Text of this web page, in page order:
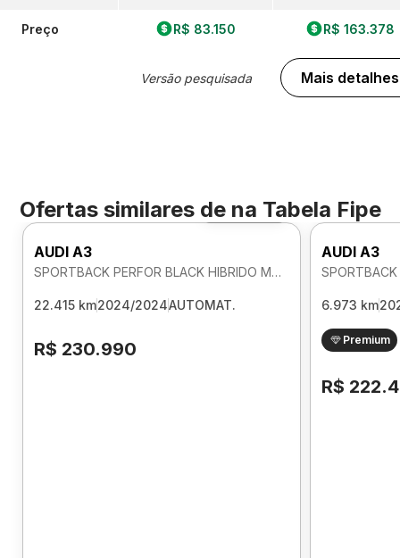
Preço R$ 83.150
Versão pesquisada
R$ 163.378
Mais detalhes
Ofertas similares de na Tabela Fipe
Foto 360º
AUDI A3
SPORTBACK PERFOR BLACK HIBRIDO MHEV 2.0 AUTOMATICO
22.415 km2024/2024AUTOMAT.
R$ 230.990
AUDI A3
6.973 km
Premium
R$